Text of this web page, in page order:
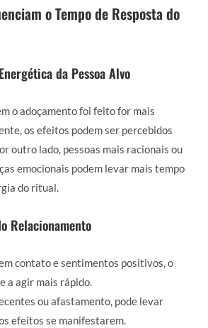
o Tempo de Resposta do
da Pessoa Alvo
o adoçamento foi feito for mais
os efeitos podem ser percebidos
outro lado, pessoas mais racionais ou
emocionais podem levar mais tempo
do ritual.
Relacionamento
contato e sentimentos positivos, o
a agir mais rápido.
ou afastamento, pode levar
efeitos se manifestarem.